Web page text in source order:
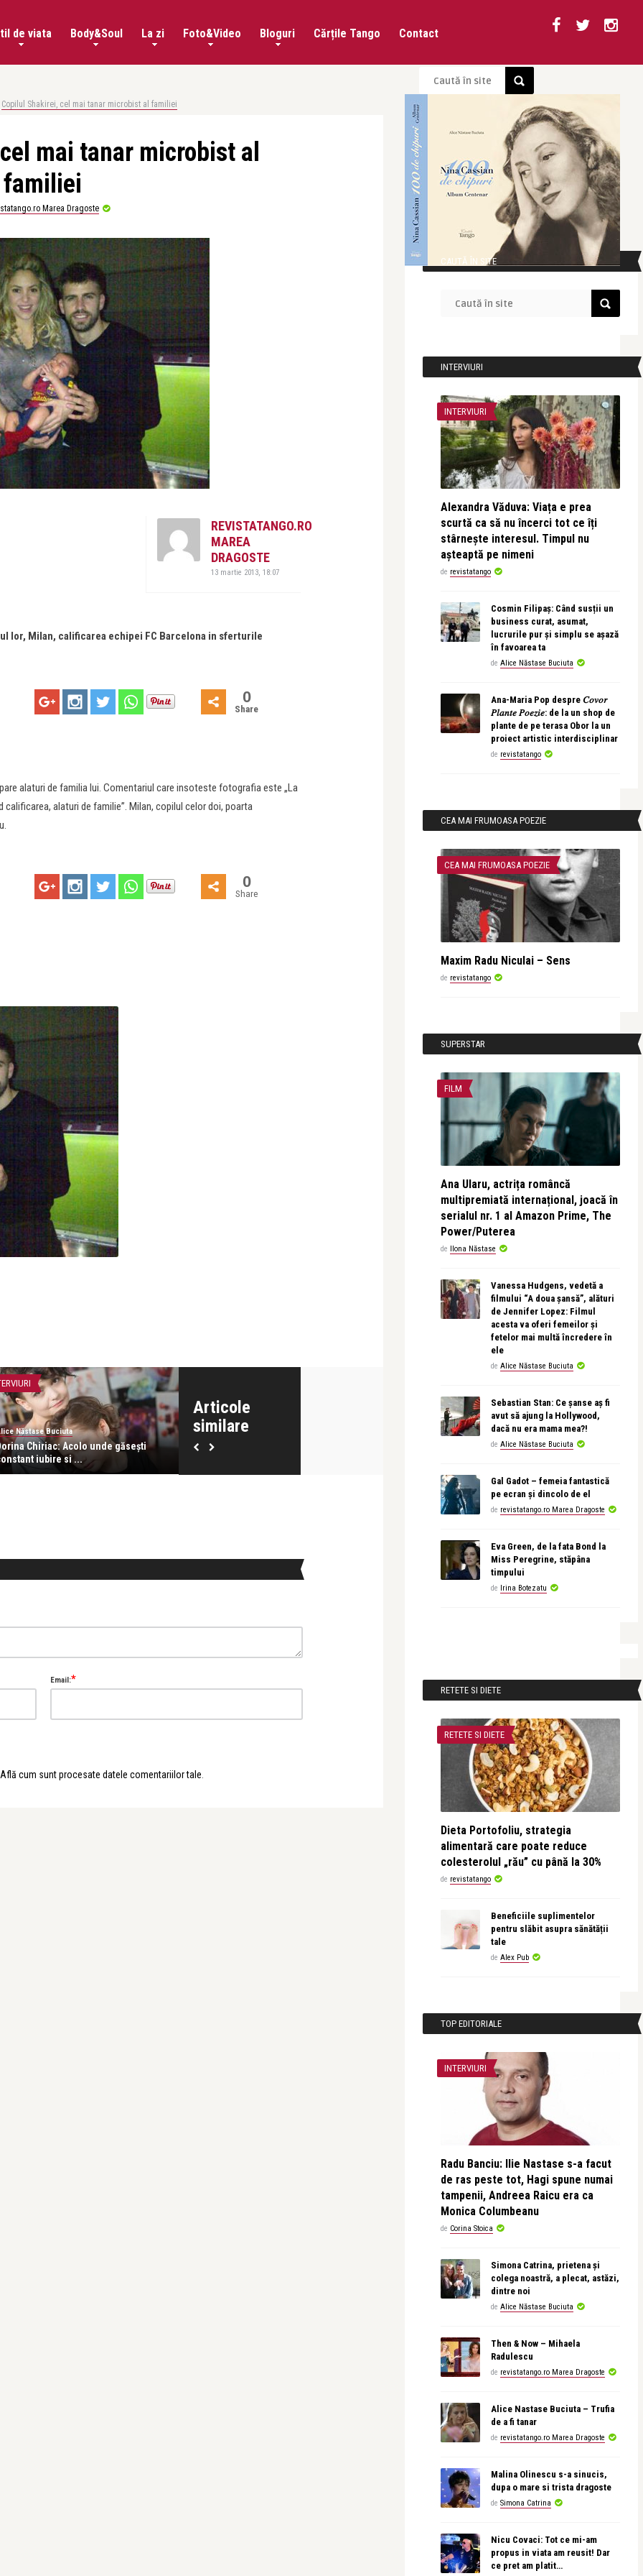
de viata Body&Soul La zi Foto&Video Bloguri Cărțile Tango Contact
Copilul Shakirei, cel mai tanar microbist al familiei
mai tanar microbist al
familiei
Marea Dragoste
REVISTATANGO.RO
MAREA
DRAGOSTE
13 martie 2013, 18:07
lor, Milan, calificarea echipei FC Barcelona in sferturile
0
Share
alaturi de familia lui. Comentariul care insoteste fotografia este „La
alaturi de familie”. Milan, copilul celor doi, poarta
0
Share
Articole
similare
Năstase Buciuta
Chiriac: Acolo unde găsești
iubire si ...
revistatango.ro Marea Dragoste
O femeie a nascut in avion. Cum au
Alice Năstase Buciuta
Adela Popescu a născut, azi
Email:*
Află cum sunt procesate datele comentariilor tale.
CAUTĂ ÎN SITE
INTERVIURI
INTERVIURI
Alexandra Văduva: Viața e prea
scurtă ca să nu încerci tot ce îți
stârnește interesul. Timpul nu
așteaptă pe nimeni
de revistatango
Cosmin Filipaș: Când susții un
business curat, asumat,
lucrurile pur și simplu se așază
în favoarea ta
de Alice Năstase Buciuta
Ana-Maria Pop despre 𝐶𝑜𝑣𝑜𝑟
𝑃𝑙𝑎𝑛𝑡𝑒 𝑃𝑜𝑒𝑧𝑖𝑒: de la un shop de
plante de pe terasa Obor la un
proiect artistic interdisciplinar
de revistatango
CEA MAI FRUMOASA POEZIE
CEA MAI FRUMOASA POEZIE
Maxim Radu Niculai – Sens
de revistatango
SUPERSTAR
FILM
Ana Ularu, actrița româncă
multipremiată internațional, joacă în
serialul nr. 1 al Amazon Prime, The
Power/Puterea
de Ilona Năstase
Vanessa Hudgens, vedetă a
filmului “A doua șansă”, alături
de Jennifer Lopez: Filmul
acesta va oferi femeilor și
fetelor mai multă încredere în
ele
de Alice Năstase Buciuta
Sebastian Stan: Ce șanse aș fi
avut să ajung la Hollywood,
dacă nu era mama mea?!
de Alice Năstase Buciuta
Gal Gadot – femeia fantastică
pe ecran și dincolo de el
de revistatango.ro Marea Dragoste
Eva Green, de la fata Bond la
Miss Peregrine, stăpâna
timpului
de Irina Botezatu
RETETE SI DIETE
RETETE SI DIETE
Dieta Portofoliu, strategia
alimentară care poate reduce
colesterolul „rău” cu până la 30%
de revistatango
Beneficiile suplimentelor
pentru slăbit asupra sănătății
tale
de Alex Pub
TOP EDITORIALE
INTERVIURI
Radu Banciu: Ilie Nastase s-a facut
de ras peste tot, Hagi spune numai
tampenii, Andreea Raicu era ca
Monica Columbeanu
de Corina Stoica
Simona Catrina, prietena și
colega noastră, a plecat, astăzi,
dintre noi
de Alice Năstase Buciuta
Then & Now – Mihaela
Radulescu
de revistatango.ro Marea Dragoste
Alice Nastase Buciuta – Trufia
de a fi tanar
de revistatango.ro Marea Dragoste
Malina Olinescu s-a sinucis,
dupa o mare si trista dragoste
de Simona Catrina
Nicu Covaci: Tot ce mi-am
propus in viata am reusit! Dar
ce pret am platit…